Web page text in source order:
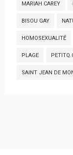
MARIAH CAREY
BISOU GAY
HOMOSEXUALITÉ
PLAGE
SAINT JEAN DE